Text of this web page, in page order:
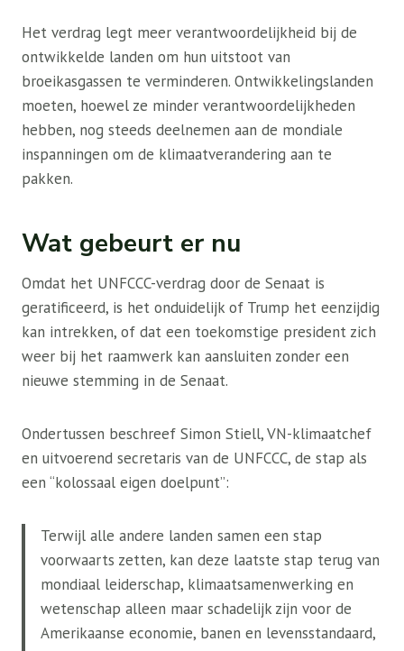
Het verdrag legt meer verantwoordelijkheid bij de
ontwikkelde landen om hun uitstoot van
broeikasgassen te verminderen. Ontwikkelingslanden
moeten, hoewel ze minder verantwoordelijkheden
hebben, nog steeds deelnemen aan de mondiale
inspanningen om de klimaatverandering aan te
pakken.
Wat gebeurt er nu
Omdat het UNFCCC-verdrag door de Senaat is
geratificeerd, is het onduidelijk of Trump het eenzijdig
kan intrekken, of dat een toekomstige president zich
weer bij het raamwerk kan aansluiten zonder een
nieuwe stemming in de Senaat.
Ondertussen beschreef Simon Stiell, VN-klimaatchef
en uitvoerend secretaris van de UNFCCC, de stap als
een “kolossaal eigen doelpunt”:
Terwijl alle andere landen samen een stap
voorwaarts zetten, kan deze laatste stap terug van
mondiaal leiderschap, klimaatsamenwerking en
wetenschap alleen maar schadelijk zijn voor de
Amerikaanse economie, banen en levensstandaard,